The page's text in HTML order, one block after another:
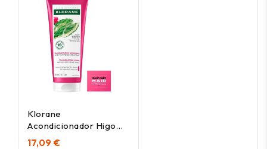
Klorane
Acondicionador Higo
De Barbaria 200Ml
17,09 €